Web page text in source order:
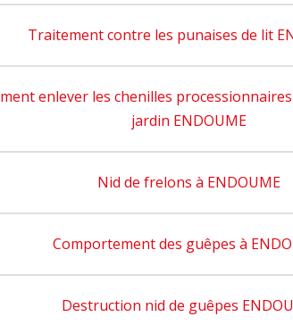
Traitement contre les punaises de lit
enlever les chenilles
jardin ENDOUME
Nid de frelons à ENDOUME
Comportement des guêpes à
Destruction nid de guêpes